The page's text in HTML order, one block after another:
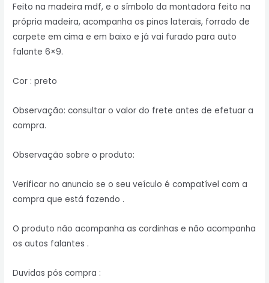
Feito na madeira mdf, e o símbolo da montadora feito na
própria madeira, acompanha os pinos laterais, forrado de
carpete em cima e em baixo e já vai furado para auto
falante 6×9.
Cor : preto
Observação: consultar o valor do frete antes de efetuar a
compra.
Observação sobre o produto:
Verificar no anuncio se o seu veículo é compatível com a
compra que está fazendo .
O produto não acompanha as cordinhas e não acompanha
os autos falantes .
Duvidas pós compra :